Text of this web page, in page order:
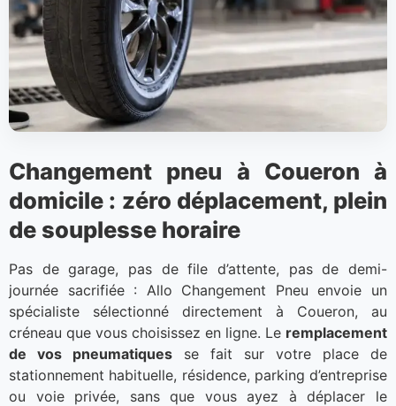
Changement pneu à Coueron à
domicile : zéro déplacement, plein
de souplesse horaire
Pas de garage, pas de file d’attente, pas de demi-
journée sacrifiée : Allo Changement Pneu envoie un
spécialiste sélectionné directement à Coueron, au
créneau que vous choisissez en ligne. Le remplacement
de vos pneumatiques se fait sur votre place de
stationnement habituelle, résidence, parking d’entreprise
ou voie privée, sans que vous ayez à déplacer le